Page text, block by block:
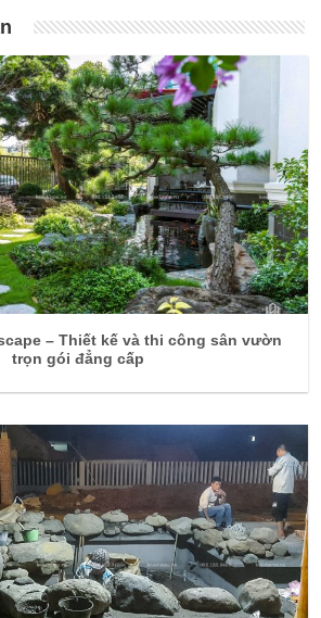
– Thiết kế và thi công sân vườn
trọn gói đẳng cấp